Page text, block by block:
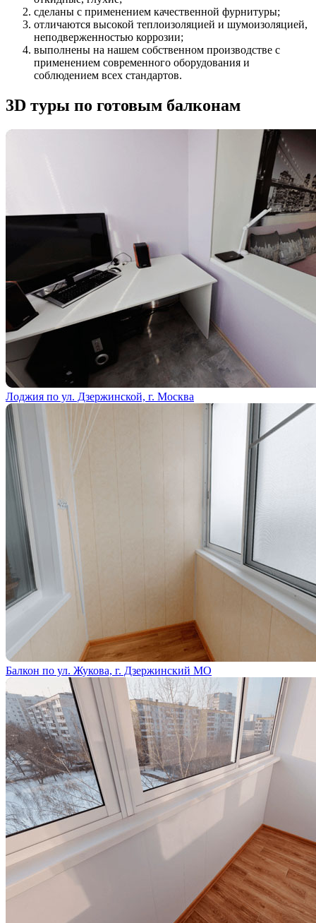
сделаны с применением качественной фурнитуры;
отличаются высокой теплоизоляцией и шумоизоляцией,
неподверженностью коррозии;
выполнены на нашем собственном производстве с
применением современного оборудования и
соблюдением всех стандартов.
3D туры по готовым балконам
Лоджия по ул. Дзержинской, г. Москва
Балкон по ул. Жукова, г. Дзержинский МО